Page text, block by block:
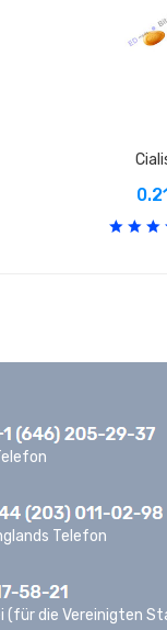
Telefon
(für die Vereinigten